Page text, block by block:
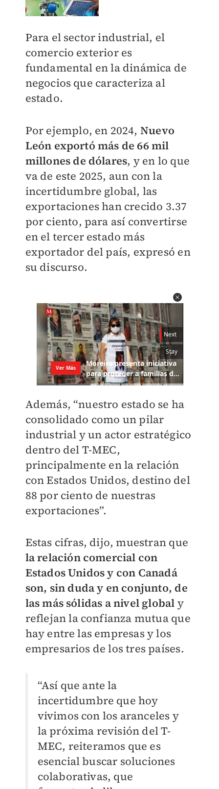
Para el sector industrial, el
comercio exterior es
fundamental en la dinámica de
negocios que caracteriza al
estado.
Por ejemplo, en 2024, Nuevo
León exportó más de 66 mil
millones de dólares, y en lo que
va de este 2025, aun con la
incertidumbre global, las
exportaciones han crecido 3.37
por ciento, para así convertirse
en el tercer estado más
exportador del país, expresó en
su discurso.
Además, “nuestro estado se ha
consolidado como un pilar
industrial y un actor estratégico
dentro del T-MEC,
principalmente en la relación
con Estados Unidos, destino del
88 por ciento de nuestras
exportaciones”.
Estas cifras, dijo, muestran que
la relación comercial con
Estados Unidos y con Canadá
son, sin duda y en conjunto, de
las más sólidas a nivel global y
reflejan la confianza mutua que
hay entre las empresas y los
empresarios de los tres países.
“Así que ante la
incertidumbre que hoy
vivimos con los aranceles y
la próxima revisión del T-
MEC, reiteramos que es
esencial buscar soluciones
colaborativas, que